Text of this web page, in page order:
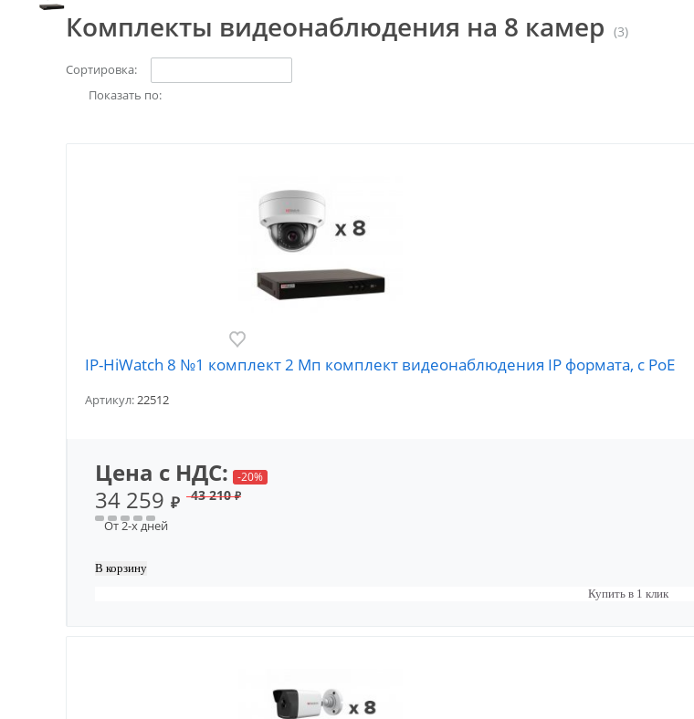
Комплекты видеонаблюдения на 8 камер (3)
Сортировка:
Показать по:
IP-HiWatch 8 №1 комплект 2 Мп комплект видеонаблюдения IP формата, c PoE
Артикул:22512
Цена с НДС: -20%
34 259₽ 43 210₽
От 2-х дней
Купить в 1 клик